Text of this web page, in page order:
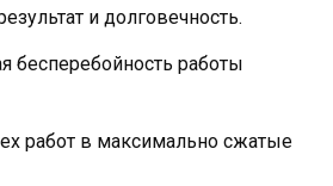
и долговечность.
бесперебойность работы
работ в максимально сжатые